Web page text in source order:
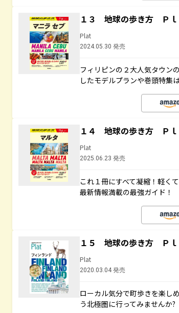
１３ 地球の歩き方 Ｐ
Plat
2024.05.30 発売
フィリピンの２大人気タウン
したモデルプランや巻頭特集は
１４ 地球の歩き方 Ｐ
Plat
2025.06.23 発売
これ１冊にすべて凝縮！軽く
最新情報満載の最強ガイド！
１５ 地球の歩き方 Ｐ
Plat
2020.03.04 発売
ローカル気分で町歩きを楽し
う北極圏に行ってみませんか?